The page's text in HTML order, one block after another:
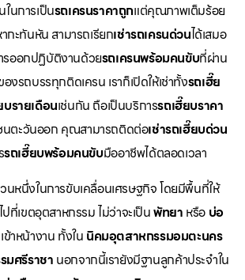
นการเป็นรถเครนราคาถูกแต่คุณภาพเต็มร้อย
ะทันหัน สามารถเรียกเช่ารถเครนด่วนได้เสมอ
รออกปฏิบัติงานด้วยรถเครนพร้อมคนขับที่ผ่าน
งรถบรรทุกติดเครน เราก็เปิดให้เช่าทั้งรถเฮี๊ย
บรายเดือนเช่นกัน ถือเป็นบริการรถเฮี๊ยบราคา
นตะวันออก คุณสามารถติดต่อเช่ารถเฮี๊ยบด่วน
รถเฮี๊ยบพร้อมคนขับมืออาชีพได้ตลอดเวลา
วนหนึ่งในการขับเคลื่อนเศรษฐกิจ โดยมีพื้นที่ให้
ปที่เขตอุตสาหกรรม ไม่ว่าจะเป็นพัทยา หรือ บ่อ
ข้าหน้างาน ทั้งใน นิคมอุตสาหกรรมอมตะนคร
มศรีราชา นอกจากนี้เรายังมีฐานลูกค้าประจำใน